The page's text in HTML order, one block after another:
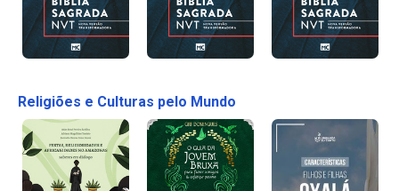
Religiões e Culturas pelo Mundo